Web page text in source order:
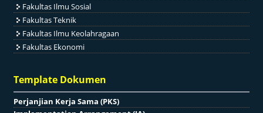
Fakultas Ilmu Sosial
Fakultas Teknik
Fakultas Ilmu Keolahragaan
Fakultas Ekonomi
Template Dokumen
Perjanjian Kerja Sama (PKS)